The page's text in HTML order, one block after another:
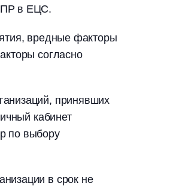
в ЕЦС.
вредные факторы
согласно
принявших
кабинет
по выбору
в срок не